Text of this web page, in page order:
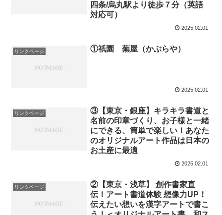
四条/烏丸駅より徒歩７分（英語
対応可）
2025.02.01
リンクページ ①祇園 蕪屋（かぶらや）
2025.02.01
リンクページ
③【東京・銀座】キラキラ書道と
名前の印章づくり、お子様と一緒
にできる、簡単で楽しい！あなた
のオリジナルアート作品は日本の
お土産に最適
2025.02.01
リンクページ
②【東京・浅草】 創作書家直
伝！アート書道体験 想像力UP！
伝えたい想いを漢字アートで書こ